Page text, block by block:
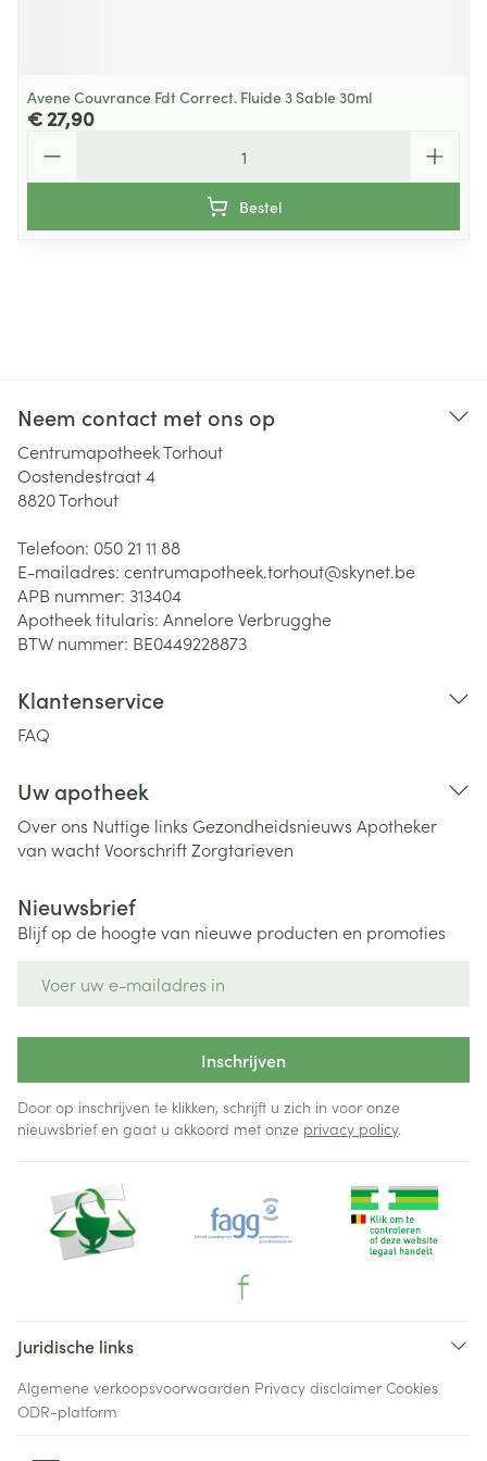
Avene Couvrance Fdt Correct. Fluide 3 Sable 30ml
€ 27,90
Bestel
Neem contact met ons op
Centrumapotheek Torhout
Oostendestraat 4
8820Torhout
Telefoon: 050 21 11 88
E-mailadres: centrumapotheek.torhout@skynet.be
APB nummer: 313404
Apotheek titularis: Annelore Verbrugghe
BTW nummer: BE0449228873
Klantenservice
FAQ
Uw apotheek
Over ons Nuttige links Gezondheidsnieuws Apotheker
van wachtVoorschriftZorgtarieven
Nieuwsbrief
Blijf op de hoogte van nieuwe producten en promoties
Inschrijven
Door op inschrijven te klikken, schrijft u zich in voor onze
nieuwsbrief en gaat u akkoord met onze privacy policy.
Juridische links
Algemene verkoopsvoorwaarden Privacy disclaimer Cookies
ODR-platform